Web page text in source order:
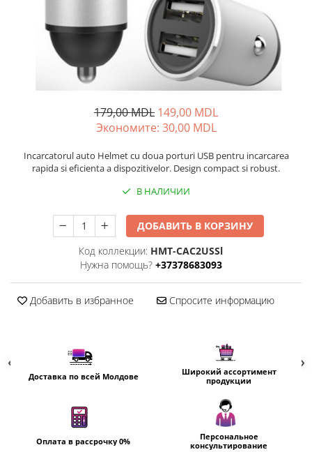
Электрогрили
Электрочайники
Личный уход
Машинки для стрижки
Фены для волос
Уход за домом
Аппараты и Роботы для Мытья
Паровые очистители
Портативные пылесосы
Уход за одеждой
Отпариватель для одежды
Телевизоры
FM модуляторы
Портативное радио
Портативные колонки
Умные колонки
Игровые консоли
Игры для консолей и ПК
Сетевое оборудование
Wi-Fi роутеры
Адаптеры
179,00 MDL 149,00 MDL
Экономитe: 30,00 MDL
Incarcatorul auto Helmet cu doua porturi USB pentru incarcarea
rapida si eficienta a dispozitivelor. Design compact si robust.
В НАЛИЧИИ
ДОБАВИТЬ В КОРЗИНУ
Код коллекции: HMT-CAC2USSl
Нужна помощь? +37378683093
Добавить в избранное Спросите информацию
Доставка по всей Молдове
Широкий ассортимент
продукции
Оплата в рассрочку 0%
Персональное
консультирование